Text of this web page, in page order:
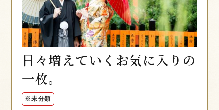
日々増えていくお気に入りの
一枚。
※未分類